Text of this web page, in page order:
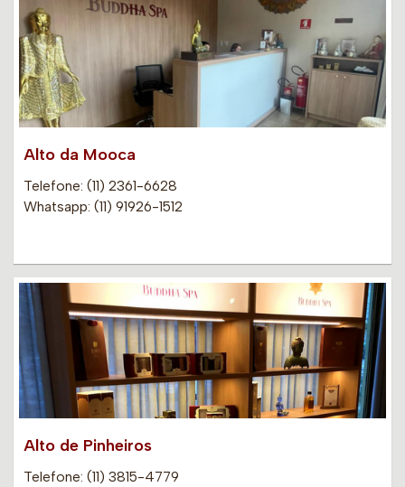
Alto da Mooca
Telefone: (11) 2361-6628
Whatsapp: (11) 91926-1512
Alto de Pinheiros
Telefone: (11) 3815-4779